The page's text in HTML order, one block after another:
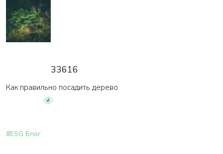
33616
Как правильно посадить дерево
#ESG Блог
в ближайшее время наши менеджеры